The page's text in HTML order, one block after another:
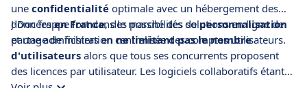
une confidentialité optimale avec un hébergement des
donnéesen France, des possibilités depersonnalisation
et une administration centralisée des comptes utilisateurs.
J-Doc frappe fort dans le marché des solutions en ligne de
partage de fichiers enne limitant pas le nombre
d'utilisateurs alors que tous ses concurrents proposent
des licences par utilisateur. Les logiciels collaboratifs étant